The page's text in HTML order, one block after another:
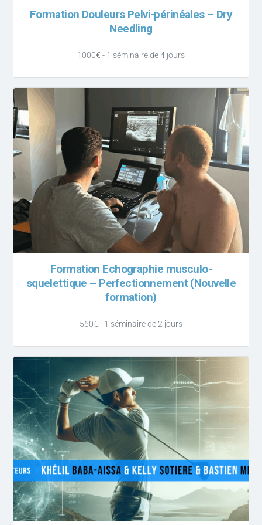
Formation Douleurs Pelvi-périnéales – Dry
Needling
1000€ - 1 séminaire de 4 jours
Formation Echographie musculo-
squelettique – Perfectionnement (Nouvelle
formation)
560€ - 1 séminaire de 2 jours